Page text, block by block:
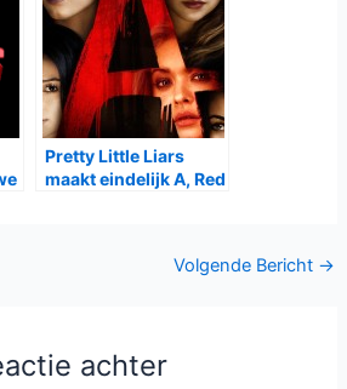
Pretty Little Liars
maakt eindelijk A, Red
Volgende Bericht →
achter